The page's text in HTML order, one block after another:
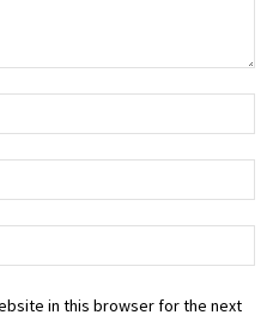
in this browser for the next